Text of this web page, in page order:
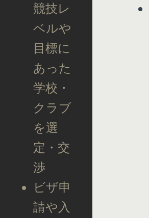
競技レ
ベルや
目標に
あった
学校・
クラブ
を選
定・交
渉
ビザ申
請や入